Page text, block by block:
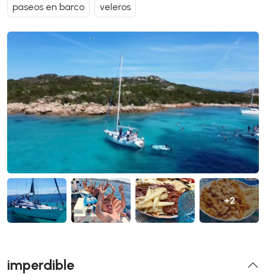
paseos en barco veleros
+2
imperdible